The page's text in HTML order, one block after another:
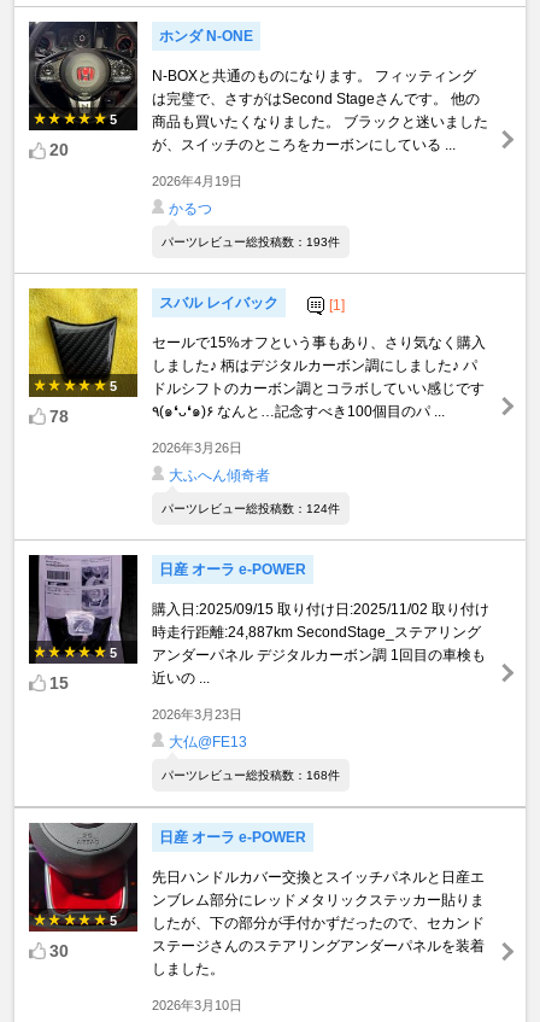
5
20
ホンダ N-ONE
N-BOXと共通のものになります。 フィッティング
は完璧で、さすがはSecond Stageさんです。 他の
商品も買いたくなりました。 ブラックと迷いました
が、スイッチのところをカーボンにしている ...
2026年4月19日
かるつ
パーツレビュー総投稿数：193件
5
78
スバル レイバック [1]
セールで15%オフという事もあり、さり気なく購入
しました♪ 柄はデジタルカーボン調にしました♪ パ
ドルシフトのカーボン調とコラボしていい感じです
٩(๑❛ᴗ❛๑)۶ なんと…記念すべき100個目のパ ...
2026年3月26日
大ふへん傾奇者
パーツレビュー総投稿数：124件
5
15
日産 オーラ e-POWER
購入日:2025/09/15 取り付け日:2025/11/02 取り付け
時走行距離:24,887km SecondStage_ステアリング
アンダーパネル デジタルカーボン調 1回目の車検も
近いの ...
2026年3月23日
大仏@FE13
パーツレビュー総投稿数：168件
5
30
日産 オーラ e-POWER
先日ハンドルカバー交換とスイッチパネルと日産エ
ンブレム部分にレッドメタリックステッカー貼りま
したが、下の部分が手付かずだったので、セカンド
ステージさんのステアリングアンダーパネルを装着
しました。
2026年3月10日